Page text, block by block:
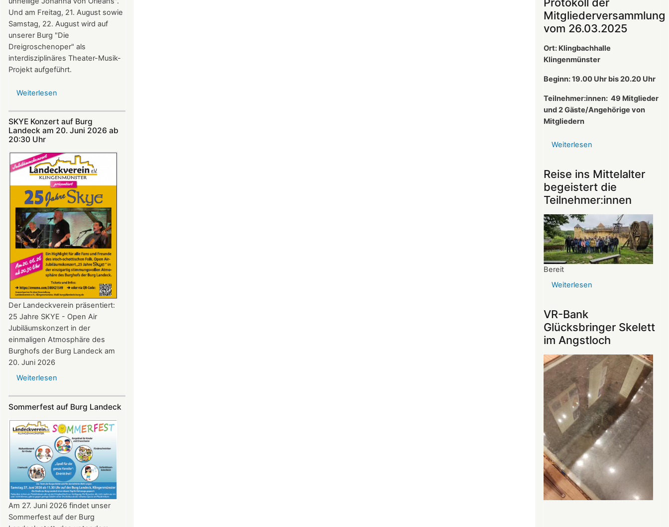
Und am Freitag, 21. August sowie
Samstag, 22. August wird auf
unserer Burg "Die
Dreigroschenoper" als
interdisziplinäres Theater-Musik-
Projekt aufgeführt.
Weiterlesen
Theatersommer
Landeck
SKYE Konzert auf Burg
Landeck am 20. Juni 2026 ab
20:30 Uhr​​​​​​​​​​​​​​
Der Landeckverein präsentiert:
25 Jahre SKYE - Open Air
Jubiläumskonzert in der
einmaligen Atmosphäre des
Burghofs der Burg Landeck am
20. Juni 2026
Weiterlesen
auf
Burg
Landeck
am
20.
Juni
2026
ab
20:30
Uhr​​​​​​​​​​​​​​
Sommerfest auf Burg Landeck
Am 27. Juni 2026 findet unser
Sommerfest auf der Burg
ist
neuer
1.
des
Mitgliederversammlung
vom 26.03.2025
Ort: Klingbachhalle
Klingenmünster
Beginn: 19.00 Uhr bis 20.20 Uhr
Teilnehmer:innen: 49 Mitglieder
und 2 Gäste/Angehörige von
Mitgliedern
Weiterlesen
der
vom
26.03.2025
Reise ins Mittelalter
begeistert die
Teilnehmer:innen
Bereit
Weiterlesen
begeistert
die
Teilnehmer:innen
VR-Bank
Glücksbringer Skelett
im Angstloch